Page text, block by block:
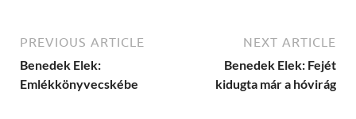
PREVIOUS ARTICLE
Benedek Elek:
Emlékkönyvecskébe
NEXT ARTICLE
Benedek Elek: Fejét
kidugta már a hóvirág